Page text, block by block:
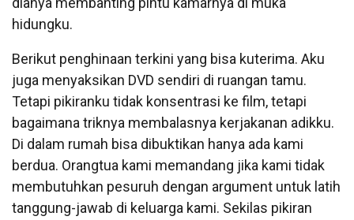
hidungku.
Berikut penghinaan terkini yang bisa kuterima. Aku
juga menyaksikan DVD sendiri di ruangan tamu.
Tetapi pikiranku tidak konsentrasi ke film, tetapi
bagaimana triknya membalasnya kerjakanan adikku.
Di dalam rumah bisa dibuktikan hanya ada kami
berdua. Orangtua kami memandang jika kami tidak
membutuhkan pesuruh dengan argument untuk latih
tanggung-jawab di keluarga kami. Sekilas pikiran